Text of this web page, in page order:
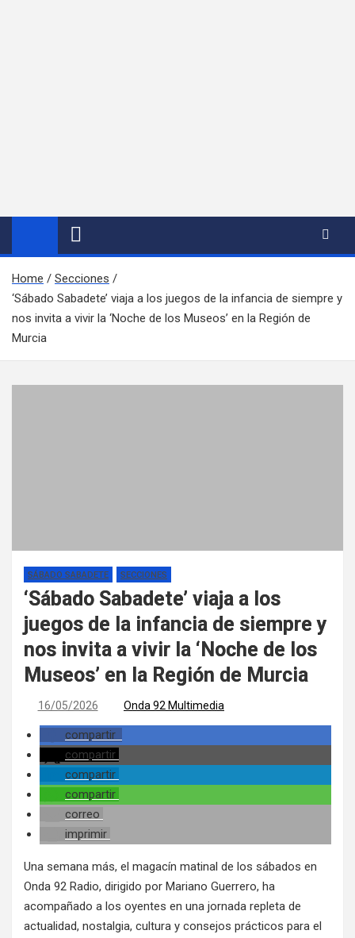
Home
Secciones
‘Sábado Sabadete’ viaja a los juegos de la infancia de siempre y
nos invita a vivir la ‘Noche de los Museos’ en la Región de
Murcia
SÁBADO SABADETE SECCIONES
‘Sábado Sabadete’ viaja a los
juegos de la infancia de siempre y
nos invita a vivir la ‘Noche de los
Museos’ en la Región de Murcia
16/05/2026 Onda 92 Multimedia
compartir
compartir
compartir
compartir
correo
imprimir
Una semana más, el magacín matinal de los sábados en
Onda 92 Radio, dirigido por Mariano Guerrero, ha
acompañado a los oyentes en una jornada repleta de
actualidad, nostalgia, cultura y consejos prácticos para el